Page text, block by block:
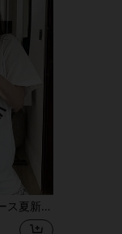
ントがプリントされており、ファッショナブルで万能、デイリーウェアレディーストップスに最適。